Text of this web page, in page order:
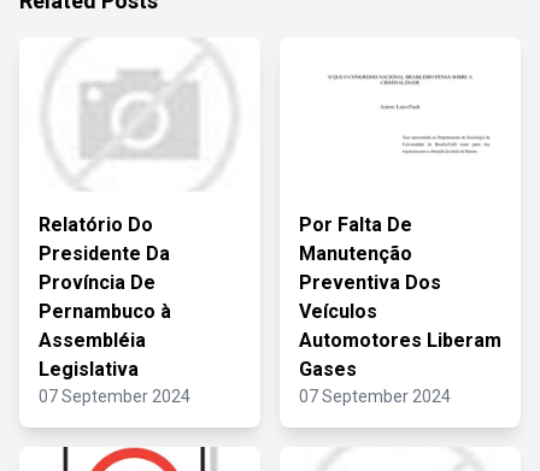
Relatório Do
Presidente Da
Província De
Pernambuco à
Assembléia
Legislativa
07 September 2024
Por Falta De
Manutenção
Preventiva Dos
Veículos
Automotores Liberam
Gases
07 September 2024